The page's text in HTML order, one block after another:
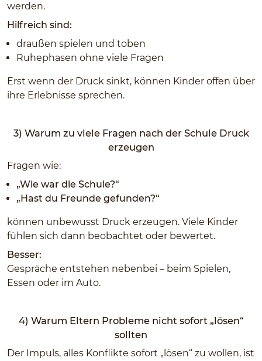
werden.
Hilfreich sind:
draußen spielen und toben
Ruhephasen ohne viele Fragen
Erst wenn der Druck sinkt, können Kinder offen über
ihre Erlebnisse sprechen.
3) Warum zu viele Fragen nach der Schule Druck
erzeugen
Fragen wie:
„Wie war die Schule?“
„Hast du Freunde gefunden?“
können unbewusst Druck erzeugen. Viele Kinder
fühlen sich dann beobachtet oder bewertet.
Besser:
Gespräche entstehen nebenbei – beim Spielen,
Essen oder im Auto.
4) Warum Eltern Probleme nicht sofort „lösen“
sollten
Der Impuls, alles Konflikte sofort „lösen“ zu wollen, ist